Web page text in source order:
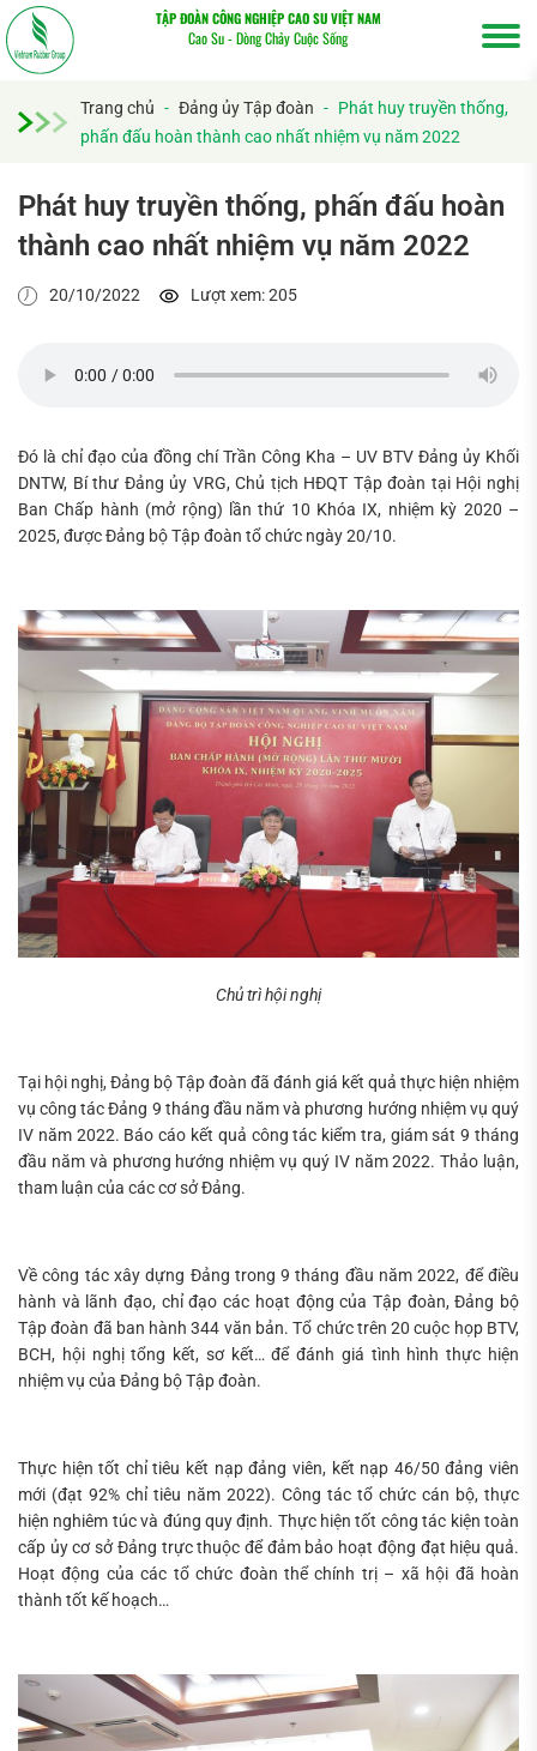
TẬP ĐOÀN CÔNG NGHIỆP CAO SU VIỆT NAM
Cao Su - Dòng Chảy Cuộc Sống
Trang chủ - Đảng ủy Tập đoàn - Phát huy truyền thống,
phấn đấu hoàn thành cao nhất nhiệm vụ năm 2022
Phát huy truyền thống, phấn đấu hoàn
thành cao nhất nhiệm vụ năm 2022
20/10/2022 Lượt xem: 205
Đó là chỉ đạo của đồng chí Trần Công Kha – UV BTV Đảng ủy Khối
DNTW, Bí thư Đảng ủy VRG, Chủ tịch HĐQT Tập đoàn tại Hội nghị
Ban Chấp hành (mở rộng) lần thứ 10 Khóa IX, nhiệm kỳ 2020 –
2025, được Đảng bộ Tập đoàn tổ chức ngày 20/10.
Chủ trì hội nghị
Tại hội nghị, Đảng bộ Tập đoàn đã đánh giá kết quả thực hiện nhiệm
vụ công tác Đảng 9 tháng đầu năm và phương hướng nhiệm vụ quý
IV năm 2022. Báo cáo kết quả công tác kiểm tra, giám sát 9 tháng
đầu năm và phương hướng nhiệm vụ quý IV năm 2022. Thảo luận,
tham luận của các cơ sở Đảng.
Về công tác xây dựng Đảng trong 9 tháng đầu năm 2022, để điều
hành và lãnh đạo, chỉ đạo các hoạt động của Tập đoàn, Đảng bộ
Tập đoàn đã ban hành 344 văn bản. Tổ chức trên 20 cuộc họp BTV,
BCH, hội nghị tổng kết, sơ kết… để đánh giá tình hình thực hiện
nhiệm vụ của Đảng bộ Tập đoàn.
Thực hiện tốt chỉ tiêu kết nạp đảng viên, kết nạp 46/50 đảng viên
mới (đạt 92% chỉ tiêu năm 2022). Công tác tổ chức cán bộ, thực
hiện nghiêm túc và đúng quy định. Thực hiện tốt công tác kiện toàn
cấp ủy cơ sở Đảng trực thuộc để đảm bảo hoạt động đạt hiệu quả.
Hoạt động của các tổ chức đoàn thể chính trị – xã hội đã hoàn
thành tốt kế hoạch…
Tìm
kiếm...